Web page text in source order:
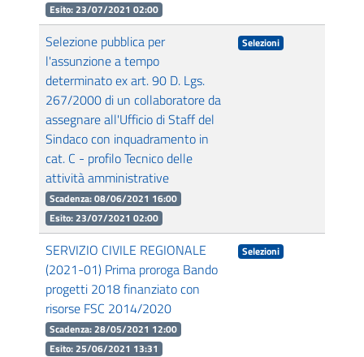
Esito: 23/07/2021 02:00
Selezione pubblica per
l'assunzione a tempo
determinato ex art. 90 D. Lgs.
267/2000 di un collaboratore da
assegnare all'Ufficio di Staff del
Sindaco con inquadramento in
cat. C - profilo Tecnico delle
attività amministrative
Scadenza: 08/06/2021 16:00
Esito: 23/07/2021 02:00
Selezioni
SERVIZIO CIVILE REGIONALE
(2021-01) Prima proroga Bando
progetti 2018 finanziato con
risorse FSC 2014/2020
Scadenza: 28/05/2021 12:00
Esito: 25/06/2021 13:31
Selezioni